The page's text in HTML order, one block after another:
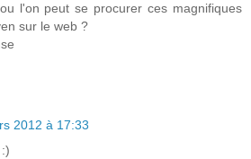
l'on peut se procurer ces magnifiques
sur le web ?
2012 à 17:33